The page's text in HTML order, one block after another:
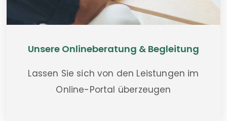
Unsere Onlineberatung & Begleitung
Lassen Sie sich von den Leistungen im
Online-Portal überzeugen